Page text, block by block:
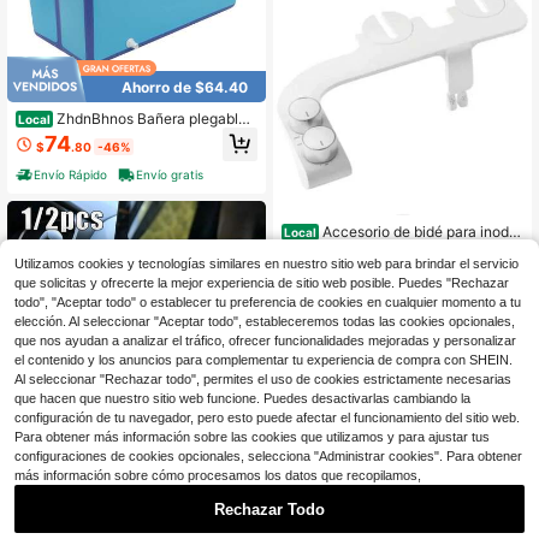
Ahorro de $64.40
Local ZhdnBhnos Bañera plegable
grande, 150L (39,63 galones) Bañer
a portátil y plegable con tapón de dr
enaje, bañera independiente rosa, f
ácil de almacenar y transportar - Id
eal para el hogar, apartamento, viaj
es (Azul)
$74.80 -46%
Envío Rápido
Envío gratis
Local Accesorio de bidé para inodor
ado, sin instalación en el inodoro, la
vado trasero y femenino con autoli
mpieza
$2,415 .00 -43%
Envío gratis
1Hay otros vendedores
Utilizamos cookies y tecnologías similares en nuestro sitio web para brindar el servicio
que solicitas y ofrecerte la mejor experiencia de sitio web posible. Puedes "Rechazar
todo", "Aceptar todo" o establecer tu preferencia de cookies en cualquier momento a tu
elección. Al seleccionar "Aceptar todo", estableceremos todas las cookies opcionales,
que nos ayudan a analizar el tráfico, ofrecer funcionalidades mejoradas y personalizar
el contenido y los anuncios para complementar tu experiencia de compra con SHEIN.
Al seleccionar "Rechazar todo", permites el uso de cookies estrictamente necesarias
que hacen que nuestro sitio web funcione. Puedes desactivarlas cambiando la
configuración de tu navegador, pero esto puede afectar el funcionamiento del sitio web.
Para obtener más información sobre las cookies que utilizamos y para ajustar tus
configuraciones de cookies opcionales, selecciona "Administrar cookies". Para obtener
más información sobre cómo procesamos los datos que recopilamos,
Rechazar Todo